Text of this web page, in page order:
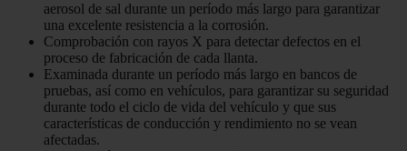
aerosol de sal durante un período más largo para garantizar
una excelente resistencia a la corrosión.
Comprobación con rayos X para detectar defectos en el
proceso de fabricación de cada llanta.
Examinada durante un período más largo en bancos de
pruebas, así como en vehículos, para garantizar su seguridad
durante todo el ciclo de vida del vehículo y que sus
características de conducción y rendimiento no se vean
afectadas.